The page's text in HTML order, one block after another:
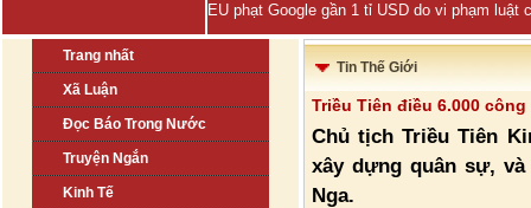
EU phạt Google gần 1 tỉ USD do vi phạm luật
Trang nhất
Xã Luận
Đọc Báo Trong Nước
Truyện Ngắn
Kinh Tế
Tin Thế Giới
Triều Tiên điều 6.000
Chủ tịch Triều Tiên
xây dựng quân sự,
Nga.